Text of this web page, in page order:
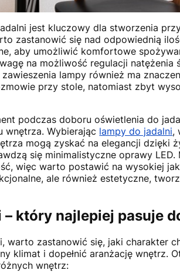
jest kluczowy dla stworzenia
zastanowić się nad odpowiednią
aby umożliwić komfortowe
na możliwość regulacji natężenia
lampy również ma
przy stole, natomiast zbyt
podczas doboru oświetlenia do
wnętrza. Wybierając lampy do jadalni,
mogą zyskać na elegancji dzięki
się minimalistyczne oprawy LED.
więc warto postawić na wysokiej
ale również estetyczne,
który najlepiej pasuje
warto zastanowić się, jaki charakter
klimat i dopełnić aranżację wnętrz.
wnętrz: